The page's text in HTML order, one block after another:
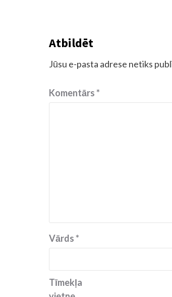
Atbildēt
Jūsu e-pasta adrese netiks
Komentārs*
Vārds*
Tīmekļa